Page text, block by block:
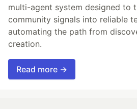
multi-agent system designed to
community signals into reliable
automating the path from
creation.
Read more →